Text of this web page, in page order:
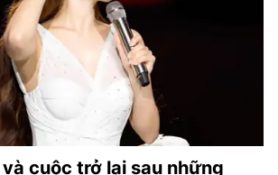
cuộc trở lại sau những